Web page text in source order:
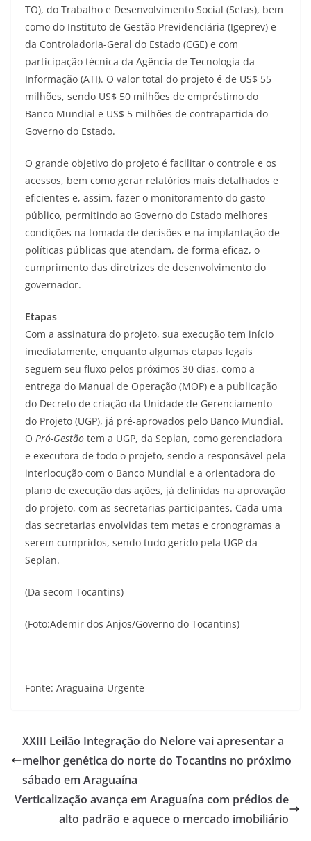
TO), do Trabalho e Desenvolvimento Social (Setas), bem
como do Instituto de Gestão Previdenciária (Igeprev) e
da Controladoria-Geral do Estado (CGE) e com
participação técnica da Agência de Tecnologia da
Informação (ATI). O valor total do projeto é de US$ 55
milhões, sendo US$ 50 milhões de empréstimo do
Banco Mundial e US$ 5 milhões de contrapartida do
Governo do Estado.
O grande objetivo do projeto é facilitar o controle e os
acessos, bem como gerar relatórios mais detalhados e
eficientes e, assim, fazer o monitoramento do gasto
público, permitindo ao Governo do Estado melhores
condições na tomada de decisões e na implantação de
políticas públicas que atendam, de forma eficaz, o
cumprimento das diretrizes de desenvolvimento do
governador.
Etapas
Com a assinatura do projeto, sua execução tem início
imediatamente, enquanto algumas etapas legais
seguem seu fluxo pelos próximos 30 dias, como a
entrega do Manual de Operação (MOP) e a publicação
do Decreto de criação da Unidade de Gerenciamento
do Projeto (UGP), já pré-aprovados pelo Banco Mundial.
O Pró-Gestão tem a UGP, da Seplan, como gerenciadora
e executora de todo o projeto, sendo a responsável pela
interlocução com o Banco Mundial e a orientadora do
plano de execução das ações, já definidas na aprovação
do projeto, com as secretarias participantes. Cada uma
das secretarias envolvidas tem metas e cronogramas a
serem cumpridos, sendo tudo gerido pela UGP da
Seplan.
(Da secom Tocantins)
(Foto:Ademir dos Anjos/Governo do Tocantins)
Fonte: Araguaina Urgente
XXIII Leilão Integração do Nelore vai apresentar a
melhor genética do norte do Tocantins no próximo
sábado em Araguaína
Verticalização avança em Araguaína com prédios de
alto padrão e aquece o mercado imobiliário